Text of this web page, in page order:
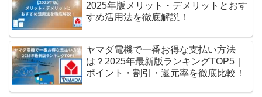
2025年版メリット・デメリットとおす
すめ活用法を徹底解説！
ヤマダ電機で一番お得な支払い方法
は？2025年最新版ランキングTOP5｜
ポイント・割引・還元率を徹底比較！